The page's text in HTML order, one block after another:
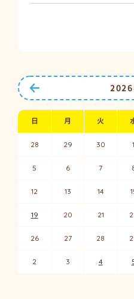
2026
日 月 火
28 29 30 1
5 6 7
12 13 14
19 20 21
26 27 28
2 3 4